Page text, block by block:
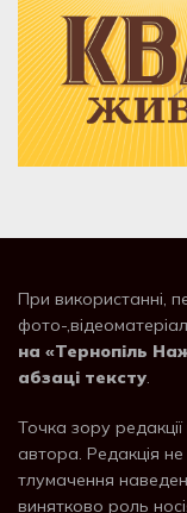
При використанні,
фото-
на «Тернопіль
абзаці тексту.
Точка зору
автора. Редакція не
тлумачення
винятково роль